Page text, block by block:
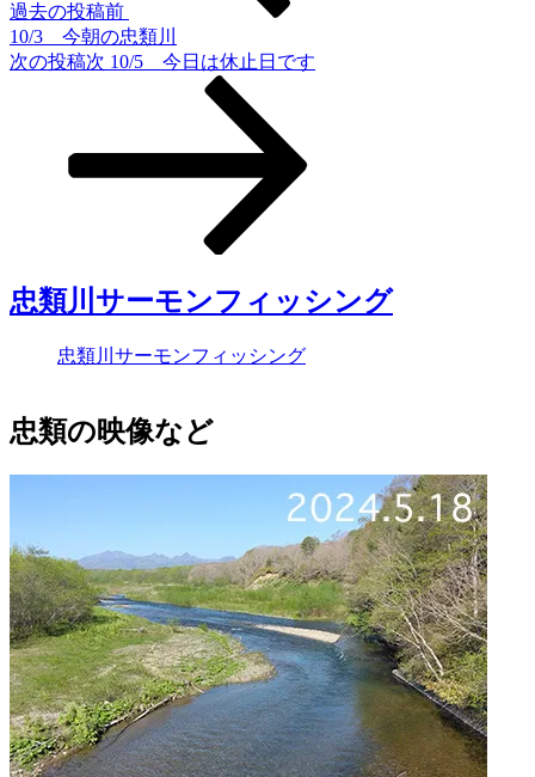
過去の投稿前
10/3 今朝の忠類川
次の投稿次 10/5 今日は休止日です
忠類川サーモンフィッシング
忠類川サーモンフィッシング
忠類の映像など